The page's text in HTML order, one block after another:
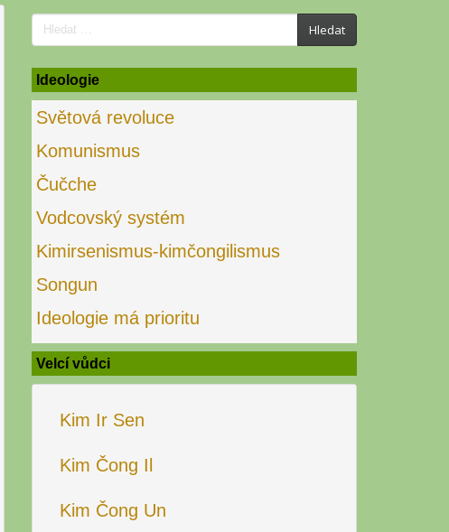
Search
for:
Hledat
Ideologie
Světová revoluce
Komunismus
Čučche
Vodcovský systém
Kimirsenismus-kimčongilismus
Songun
Ideologie má prioritu
Velcí vůdci
Kim Ir Sen
Kim Čong Il
Kim Čong Un